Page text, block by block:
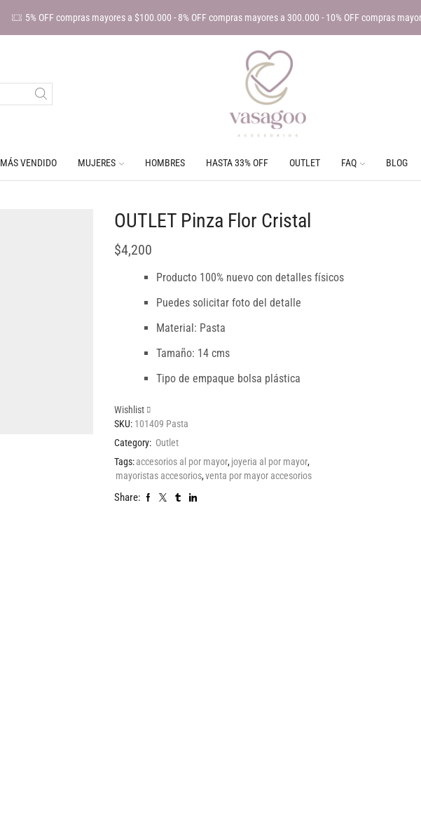
5% OFF compras mayores a $100.000 - 8% OFF compras mayores a 300.000 - 10% OFF compras
MÁS VENDIDO MUJERES HOMBRES HASTA 33% OFF OUTLET FAQ BLOG
OUTLET Pinza Flor Cristal
$4,200
Producto 100% nuevo con detalles físicos
Puedes solicitar foto del detalle
Material: Pasta
Tamaño: 14 cms
Tipo de empaque bolsa plástica
Wishlist
SKU: 101409 Pasta
Category: Outlet
Tags:accesorios al por mayor,joyeria al por mayor,
mayoristas accesorios,venta por mayor accesorios
Share: